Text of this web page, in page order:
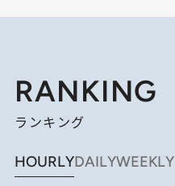
RANKING
ランキング
HOURLYDAILYWEEKLY